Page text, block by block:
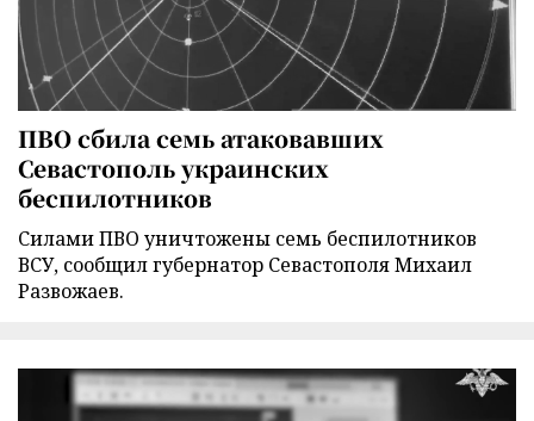
ПВО сбила семь атаковавших
Севастополь украинских
беспилотников
Силами ПВО уничтожены семь беспилотников
ВСУ, сообщил губернатор Севастополя Михаил
Развожаев.